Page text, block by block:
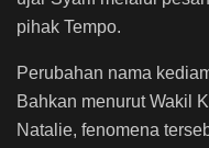
pihak Tempo.
Perubahan nama
Bahkan menurut Wakil
Natalie, fenomena